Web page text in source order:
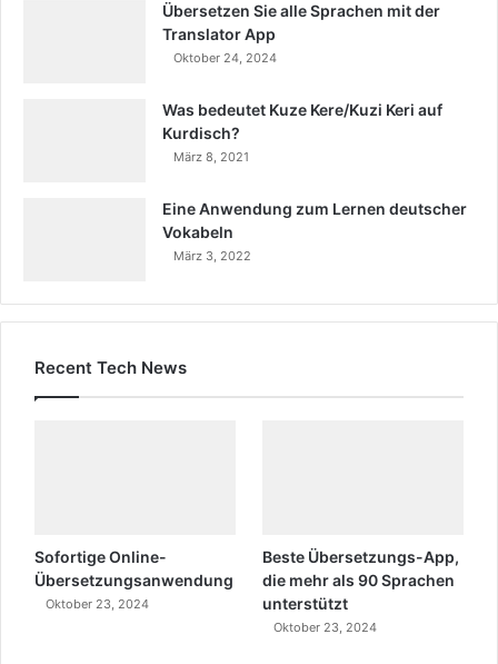
Übersetzen Sie alle Sprachen mit der
Translator App
Oktober 24, 2024
Was bedeutet Kuze Kere/Kuzi Keri auf
Kurdisch?
März 8, 2021
Eine Anwendung zum Lernen deutscher
Vokabeln
März 3, 2022
Recent Tech News
Sofortige Online-
Übersetzungsanwendung
Oktober 23, 2024
Beste Übersetzungs-App,
die mehr als 90 Sprachen
unterstützt
Oktober 23, 2024